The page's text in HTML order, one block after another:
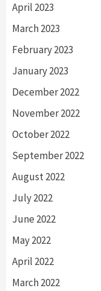
April 2023
March 2023
February 2023
January 2023
December 2022
November 2022
October 2022
September 2022
August 2022
July 2022
June 2022
May 2022
April 2022
March 2022